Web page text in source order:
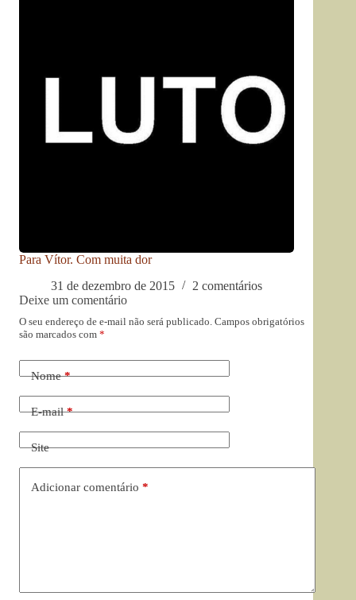
Para Vítor. Com muita dor
31 de dezembro de 2015
2 comentários
Deixe um comentário
O seu endereço de e-mail não será publicado. Campos obrigatórios
são marcados com *
Nome*
E-mail*
Site
Adicionar comentário *